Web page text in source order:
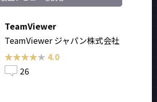
TeamViewer
TeamViewer ジャパン株式会社
★★★★★
★★★★★ 4.0
26